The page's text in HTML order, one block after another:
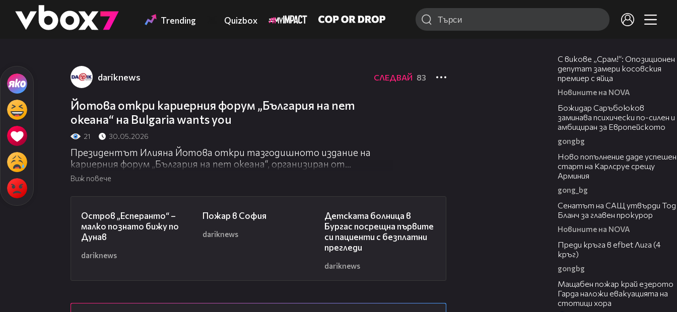
👾 Trending Quizbox
dariknews СЛЕДВАЙ 83
Йотова откри кариерния форум „България на пет
океана“ на Bulgaria wants you
21 30.05.2026
Президентът Илияна Йотова откри тазгодишното издание на
кариерния форум „България на пет океана“, организиран от
платформата „Bulgaria wants you” („България те иска“). Тя определи
България през последните години и подчерта, че проектът е успял
да даде реална перспектива на хиляди българи у нас и в чужбина.
Пред препълнената зала Йотова се обърна към присъстващите с
думите, че именно младите хора и тяхната енергия са най-голямото
доказателство, че България има бъдеще. Тя благодари на
създателите на платформата Иван Христов и Андрей Арнаудов, с
които преди шест години поставят началото на инициативата в
Виж повече
Остров „Есперанто“ –
малко познато бижу по
Дунав
dariknews
Пожар в София
dariknews
Детската болница в
Бургас посрещна първите
си пациенти с безплатни
прегледи
dariknews
С викове „Срам!“: Опозиционен
депутат замери косовския
премиер с яйца
Новините на NOVA
Божидар Саръбоюков
заминава психически по-силен и
амбициран за Европейското
gongbg
Ново попълнение даде успешен
старт на Карлсруе срещу
Арминия
gong_bg
Сенатът на САЩ утвърди Тод
Бланч за главен прокурор
Новините на NOVA
Преди кръга в efbet Лига (4
кръг)
gongbg
Мащабен пожар край езерото
Гарда наложи евакуацията на
стотици хора